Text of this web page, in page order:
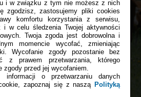
kremem cytrynowym
jogurtowym
60 min
PRZYJĘCIE
Facebook
Instagram
i w związku z tym nie możesz z nich
zgodzisz, zastosujemy pliki cookies
komfortu korzystania z serwisu,
i w celu śledzenia Twojej aktywności
Twoja zgoda jest dobrowolna i
momencie wycofać, zmieniając
Wycofanie zgody pozostanie bez
z prawem przetwarzania, którego
zgody przed jej wycofaniem.
o przetwarzaniu danych
zapoznaj się z naszą Polityką